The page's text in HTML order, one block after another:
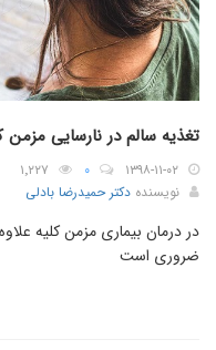
تغذیه سالم در نارسایی مزمن
۱۳۹۸-۱۱-۰۲ ۰
۱٬۲۲۷
نویسنده دکتر حمیدرضا بادلی
در درمان بیماری مزمن کلیه
ضروری است